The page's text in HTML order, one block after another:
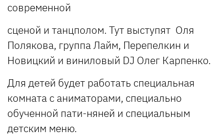
современной
сценой и танцполом. Тут выступят Оля
Полякова, группа Лайм, Перепелкин и
Новицкий и виниловый DJ Олег Карпенко.
Для детей будет работать специальная
комната с аниматорами, специально
обученной пати-няней и специальным
детским меню.